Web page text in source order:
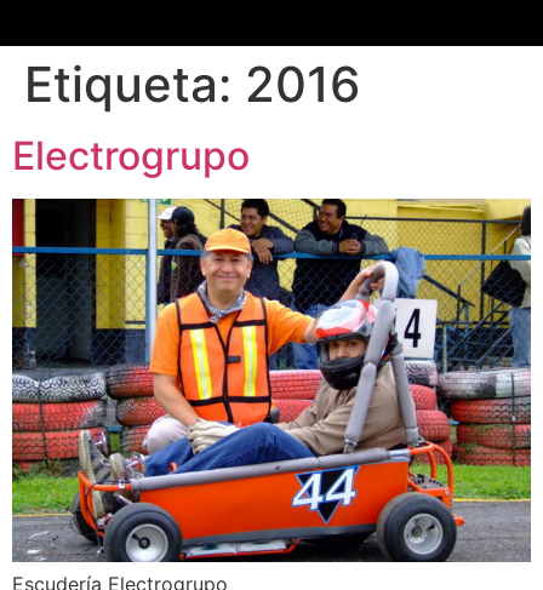
Etiqueta: 2016
Electrogrupo
Escudería Electrogrupo